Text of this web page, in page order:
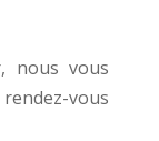
nous vous
vous